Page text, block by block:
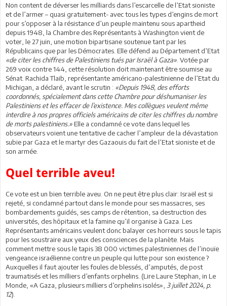
Non content de déverser les milliards dans l’escarcelle de l’Etat sioniste
et de l’armer – quasi gratuitement- avec tous les types d’engins de mort
pour s’opposer à la résistance d’un peuple maintenu sous apartheid
depuis 1948, la Chambre des Représentants à Washington vient de
voter, le 27 juin, une motion bipartisane soutenue tant par les
Républicains que par les Démocrates. Elle défend au Département d’Etat
«de citer les chiffres de Palestiniens tués par Israël à Gaza» . Votée par
269 voix contre 144, cette résolution doit maintenant être soumise au
Sénat. Rachida Tlaib, représentante américano-palestinienne de l’Etat du
Michigan, a déclaré, avant le scrutin : «Depuis 1948, des efforts
coordonnés, spécialement dans cette Chambre pour déshumaniser les
Palestiniens et les effacer de l’existence. Mes collègues veulent même
interdire à nos propres officiels américains de citer les chiffres du nombre
de morts palestiniens.»Elle a condamné ce vote dans lequel les
observateurs voient une tentative de cacher l’ampleur de la dévastation
subie par Gaza et le martyr des Gazaouis du fait de l’Etat sioniste et de
son armée.
Quel terrible aveu!
Ce vote est un bien terrible aveu. On ne peut être plus clair: Israël est si
rejeté, si condamné partout dans le monde pour ses massacres, ses
bombardements guidés, ses camps de rétention, sa destruction des
universités, des hôpitaux et la famine qu’il organise à Gaza. Les
Représentants américains veulent donc balayer ces horreurs sous le tapis
pour les soustraire aux yeux des consciences de la planète. Mais
comment mettre sous le tapis 38 000 victimes palestiniennes de l’inouïe
vengeance israélienne contre un peuple qui lutte pour son existence ?
Auxquelles il faut ajouter les foules de blessés, d’amputés, de post
traumatisés et les milliers d’enfants orphelins. (Lire Laure Stephan, in Le
Monde, «A Gaza, plusieurs milliers d’orphelins isolés»,
3 juillet 2024, p.
12).